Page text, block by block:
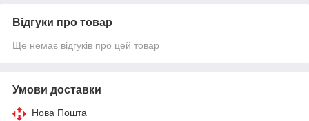
Відгуки про товар
Ще немає відгуків про цей товар
Умови доставки
Нова Пошта